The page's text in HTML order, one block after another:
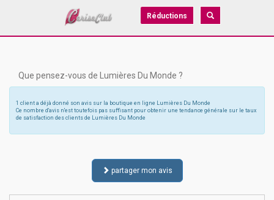
Réductions
Que pensez-vous de Lumières Du Monde ?
1 client a déjà donné son avis sur la boutique en ligne Lumières Du Monde
Ce nombre d'avis n'est toutefois pas suffisant pour obtenir une tendance générale sur le taux
de satisfaction des clients de Lumières Du Monde
partager mon avis